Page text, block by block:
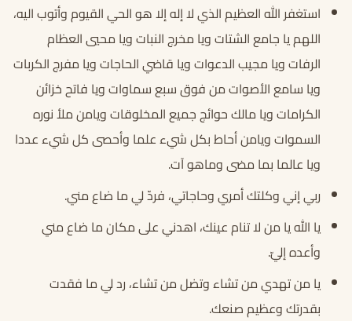
استغفر الله العظيم الذي لا إله إلا هو الحي القيوم وأتوب اليه،
اللهم يا جامع الشتات ويا مخرج النبات ويا محيي العظام
الرفات ويا مجيب الدعوات ويا قاضي الحاجات ويا مفرج الكربات
ويا سامع الأصوات من فوق سبع سماوات ويا فاتح خزائن
الكرامات ويا مالك حوائج جميع المخلوقات ويامن ملأ نوره
السموات ويامن أحاط بكل شيء علما وأحصى كل شيء عددا
ويا عالما بما مضى وماهو آت.
ربي إني وكلتك أمري وحاجاتي، فردّ لي ما ضاع مني.
يا الله يا من لا تنام عينك، اهدني على مكان ما ضاع مني
وأعده إليّ.
يا من تهدي من تشاء وتضل من تشاء، رد لي ما فقدت
بقدرتك وعظيم صنعك.